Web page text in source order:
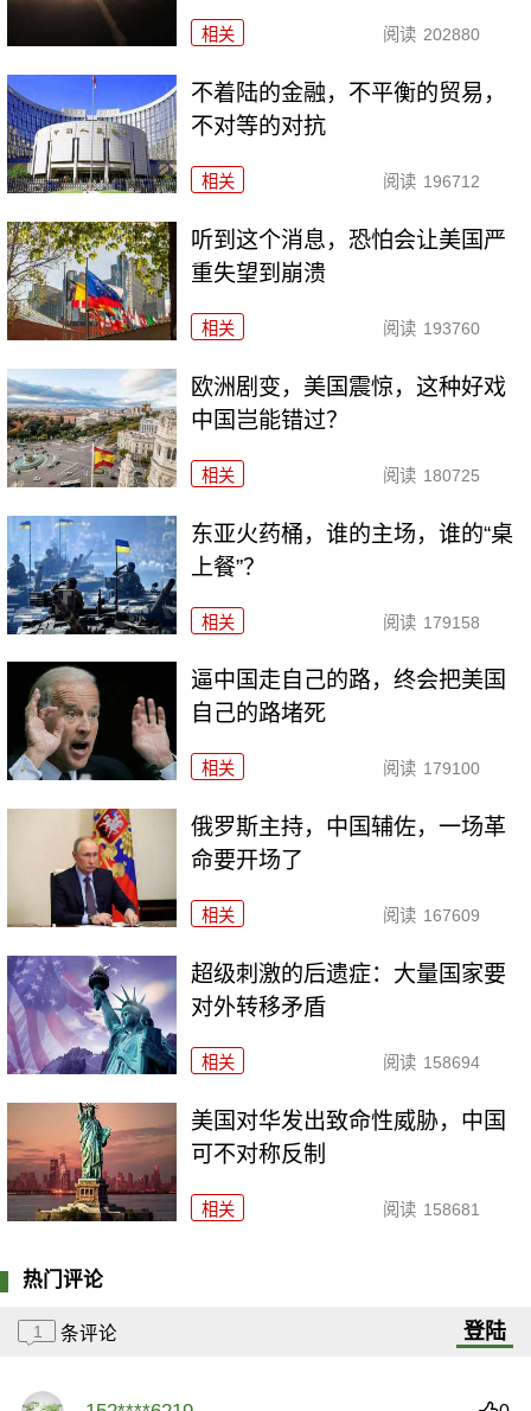
相关 阅读 202880
不着陆的金融，不平衡的贸易，
不对等的对抗
相关 阅读 196712
听到这个消息，恐怕会让美国严
重失望到崩溃
相关 阅读 193760
欧洲剧变，美国震惊，这种好戏
中国岂能错过？
相关 阅读 180725
东亚火药桶，谁的主场，谁的“桌
上餐”？
相关 阅读 179158
逼中国走自己的路，终会把美国
自己的路堵死
相关 阅读 179100
俄罗斯主持，中国辅佐，一场革
命要开场了
相关 阅读 167609
超级刺激的后遗症：大量国家要
对外转移矛盾
相关 阅读 158694
美国对华发出致命性威胁，中国
可不对称反制
相关 阅读 158681
热门评论
1 条评论 登陆